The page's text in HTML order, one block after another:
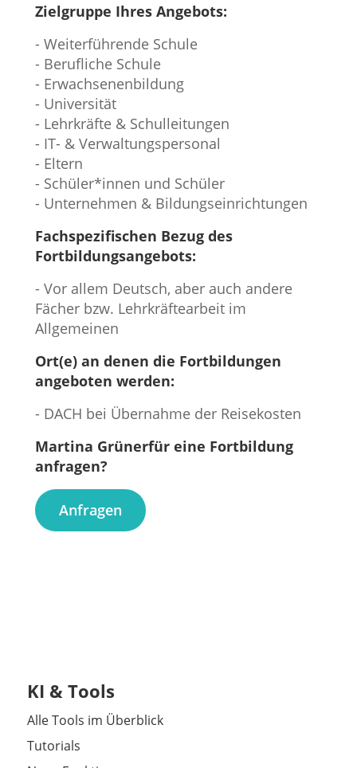
Zielgruppe Ihres Angebots:
- Weiterführende Schule
- Berufliche Schule
- Erwachsenenbildung
- Universität
- Lehrkräfte & Schulleitungen
- IT- & Verwaltungspersonal
- Eltern
- Schüler*innen und Schüler
- Unternehmen & Bildungseinrichtungen
Fachspezifischen Bezug des
Fortbildungsangebots:
- Vor allem Deutsch, aber auch andere
Fächer bzw. Lehrkräftearbeit im
Allgemeinen
Ort(e) an denen die Fortbildungen
angeboten werden:
- DACH bei Übernahme der Reisekosten
Martina Grünerfür eine Fortbildung
anfragen?
Anfragen
KI & Tools
Alle Tools im Überblick
Tutorials